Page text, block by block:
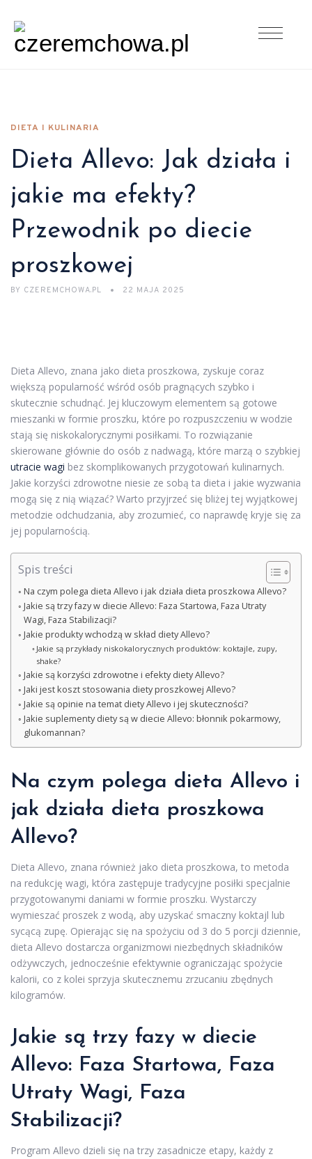
DIETA I KULINARIA
Dieta Allevo: Jak działa i
jakie ma efekty?
Przewodnik po diecie
proszkowej
BY CZEREMCHOWA.PL 22 MAJA 2025
Dieta Allevo, znana jako dieta proszkowa, zyskuje coraz
większą popularność wśród osób pragnących szybko i
skutecznie schudnąć. Jej kluczowym elementem są gotowe
mieszanki w formie proszku, które po rozpuszczeniu w wodzie
stają się niskokalorycznymi posiłkami. To rozwiązanie
skierowane głównie do osób z nadwagą, które marzą o szybkiej
utracie wagi bez skomplikowanych przygotowań kulinarnych.
Jakie korzyści zdrowotne niesie ze sobą ta dieta i jakie wyzwania
mogą się z nią wiązać? Warto przyjrzeć się bliżej tej wyjątkowej
metodzie odchudzania, aby zrozumieć, co naprawdę kryje się za
jej popularnością.
Spis treści
Na czym polega dieta Allevo i jak działa dieta proszkowa Allevo?
Jakie są trzy fazy w diecie Allevo: Faza Startowa, Faza Utraty
Wagi, Faza Stabilizacji?
Jakie produkty wchodzą w skład diety Allevo?
Jakie są przykłady niskokalorycznych produktów: koktajle, zupy,
shake?
Jakie są korzyści zdrowotne i efekty diety Allevo?
Jaki jest koszt stosowania diety proszkowej Allevo?
Jakie są opinie na temat diety Allevo i jej skuteczności?
Jakie suplementy diety są w diecie Allevo: błonnik pokarmowy,
glukomannan?
Na czym polega dieta Allevo i
jak działa dieta proszkowa
Allevo?
Dieta Allevo, znana również jako dieta proszkowa, to metoda
na redukcję wagi, która zastępuje tradycyjne posiłki specjalnie
przygotowanymi daniami w formie proszku. Wystarczy
wymieszać proszek z wodą, aby uzyskać smaczny koktajl lub
sycącą zupę. Opierając się na spożyciu od 3 do 5 porcji dziennie,
dieta Allevo dostarcza organizmowi niezbędnych składników
odżywczych, jednocześnie efektywnie ograniczając spożycie
kalorii, co z kolei sprzyja skutecznemu zrzucaniu zbędnych
kilogramów.
Jakie są trzy fazy w diecie
Allevo: Faza Startowa, Faza
Utraty Wagi, Faza
Stabilizacji?
Program Allevo dzieli się na trzy zasadnicze etapy, każdy z